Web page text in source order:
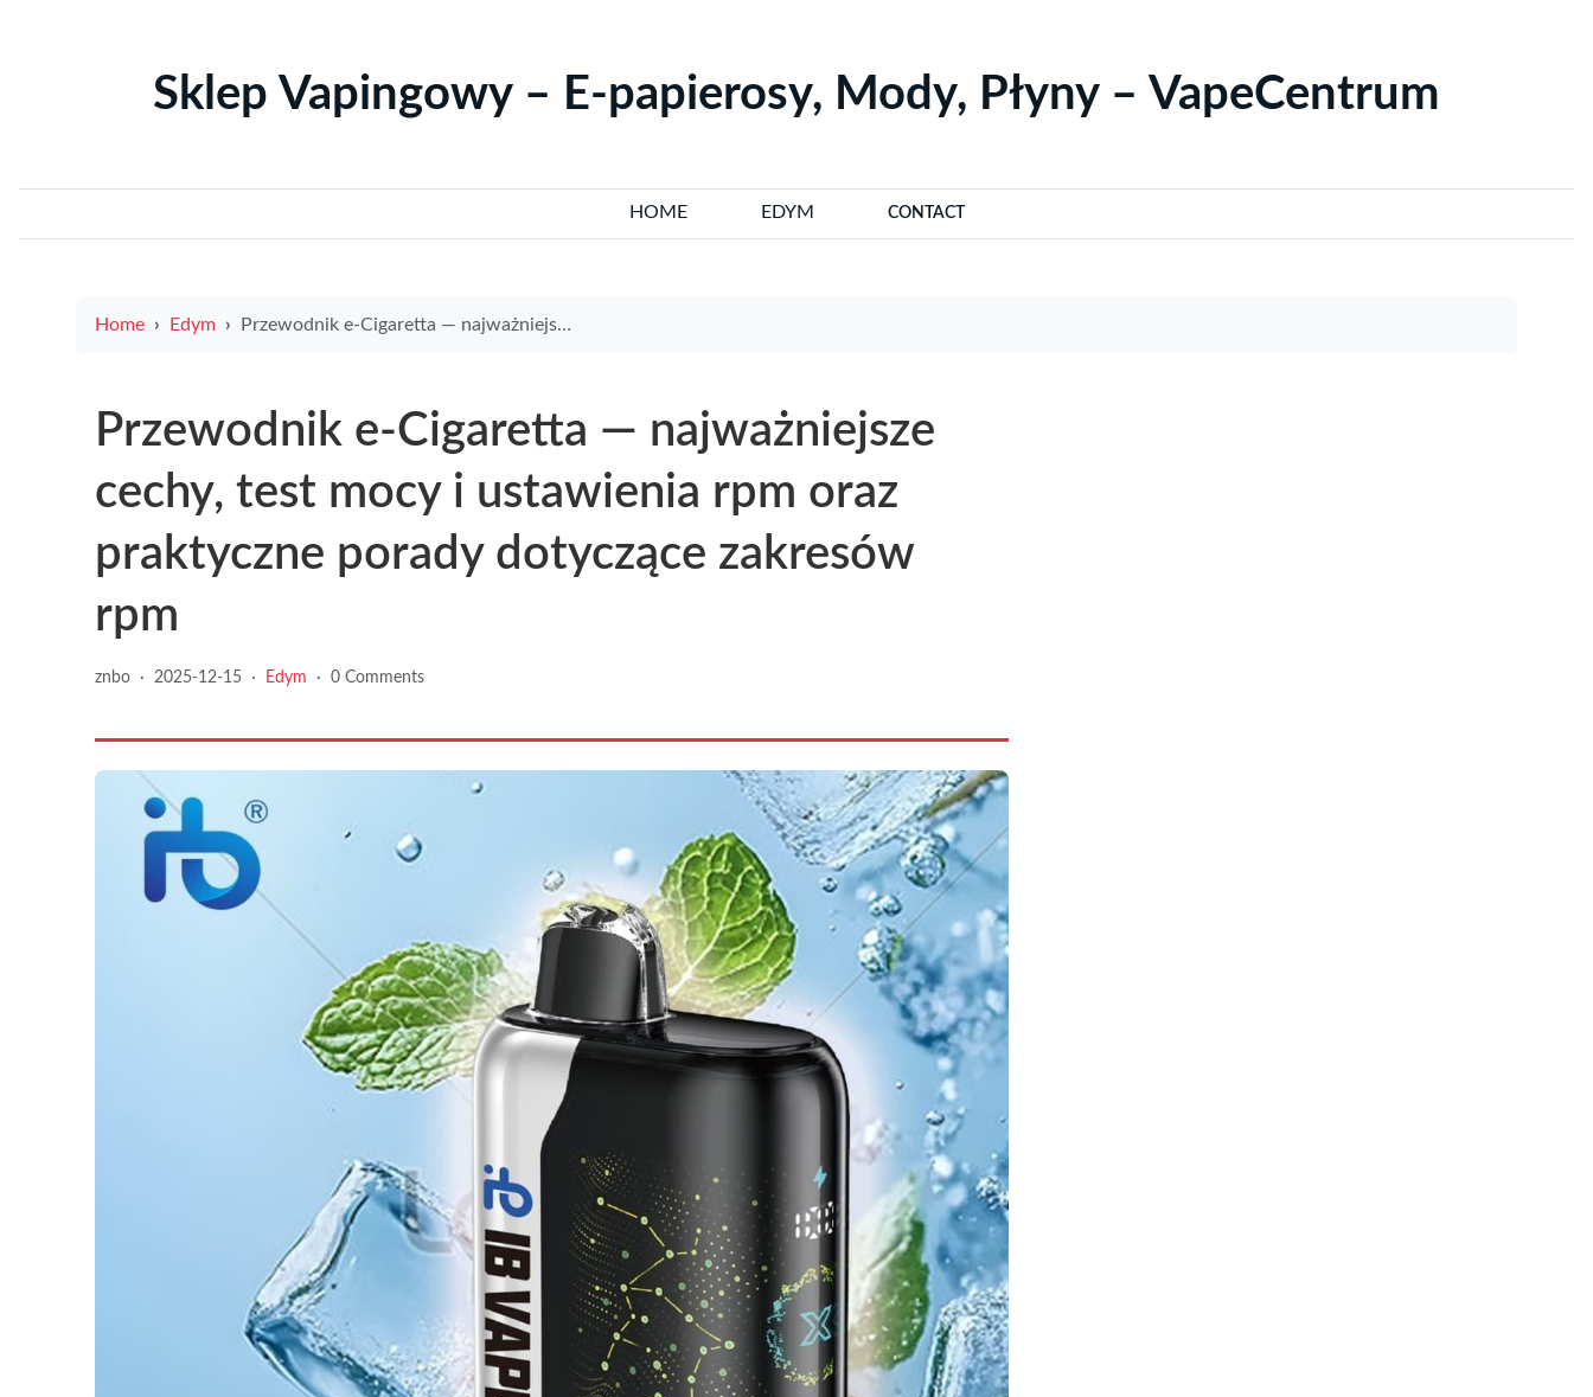
Sklep Vapingowy – E-papierosy, Mody, Płyny – VapeCentrum
HOME EDYM CONTACT
Home Edym Przewodnik e-Cigaretta — najważniejsze cechy, test mocy i ustawienia rpm oraz praktyczne porady dotyczące zakresów rpm
Przewodnik e-Cigaretta — najważniejsze
cechy, test mocy i ustawienia rpm oraz
praktyczne porady dotyczące zakresów
rpm
znbo · 2025-12-15 · Edym · 0 Comments